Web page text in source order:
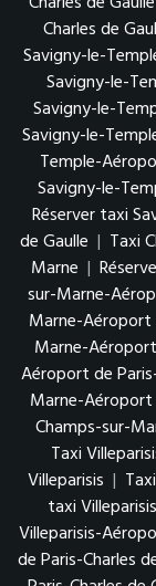
Charles de
Savigny-le-
Savigny-le-
Savigny-le-
Savigny-le-
Temple-
Savigny-le-
Réserver taxi
de Gaulle | Taxi
Marne |
sur-Marne-
Marne-Aéroport
Marne-
Aéroport de
Marne-Aéroport
Champs-sur-
Taxi
Villeparisis |
taxi
Villeparisis-
de Paris-Charles